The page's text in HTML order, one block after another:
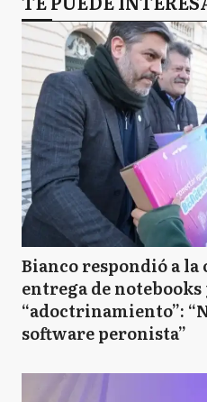
Bianco respondió a
entrega de notebooks
“adoctrinamiento”:
software peronista”